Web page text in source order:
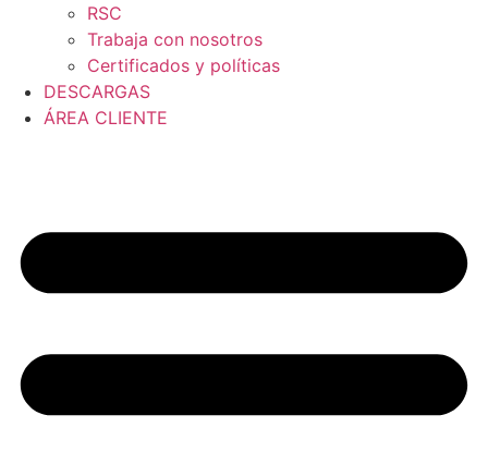
RSC
Trabaja con nosotros
Certificados y políticas
DESCARGAS
ÁREA CLIENTE